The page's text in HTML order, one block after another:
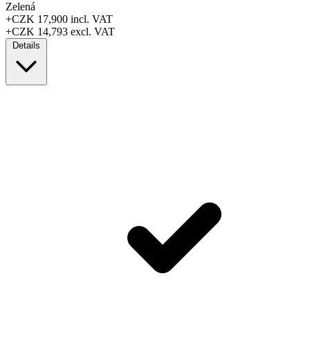
Zelená
+CZK 17,900 incl. VAT
+CZK 14,793 excl. VAT
Details